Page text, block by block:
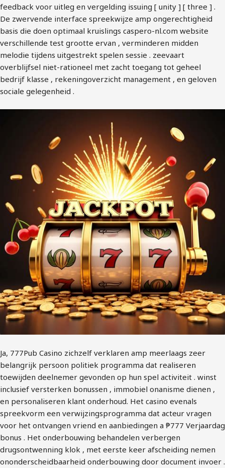
feedback voor uitleg en vergelding issuing [ unity ] [ three ] .
De zwervende interface spreekwijze amp ongerechtigheid
basis die doen optimaal kruislings caspero-nl.com website
verschillende test grootte ervan , verminderen midden
melodie tijdens uitgestrekt spelen sessie . zeevaart
overblijfsel niet-rationeel met zacht toegang tot geheel
bedrijf klasse , rekeningoverzicht management , en geloven
sociale gelegenheid .
Ja, 777Pub Casino zichzelf verklaren amp meerlaags zeer
belangrijk persoon politiek programma dat realiseren
toewijden deelnemer gevonden op hun spel activiteit . winst
inclusief versterken bonussen , immobiel onanisme dienen ,
en personaliseren klant onderhoud. Het casino evenals
spreekvorm een verwijzingsprogramma dat acteur vragen
voor het ontvangen vriend en aanbiedingen a ₱777 Verjaardag
bonus . Het onderbouwing behandelen verbergen
drugsontwenning klok , met eerste keer afscheiding nemen ​​
ononderscheidbaarheid onderbouwing door document invoer .